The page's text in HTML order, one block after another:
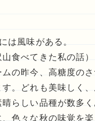
は風味がある。
食べてきた私の話）
の昨今、高糖度の
す。どれも美味しく
らしい品種が数多
、色々な秋の味覚を